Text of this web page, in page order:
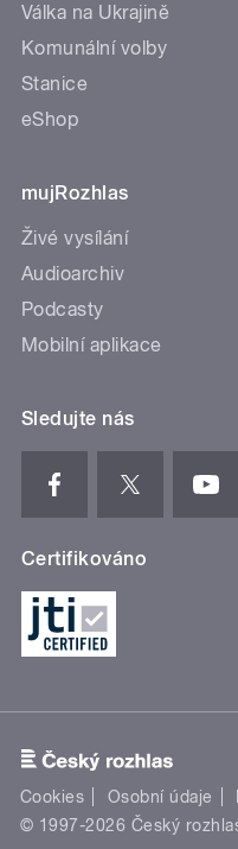
Válka na Ukrajině
Komunální volby
Stanice
eShop
mujRozhlas
Živé vysílání
Audioarchiv
Podcasty
Mobilní aplikace
Sledujte nás
Certifikováno
Cookies Osobní údaje
© 1997-2026 Český